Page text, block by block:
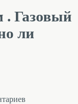
. Газовый
ли